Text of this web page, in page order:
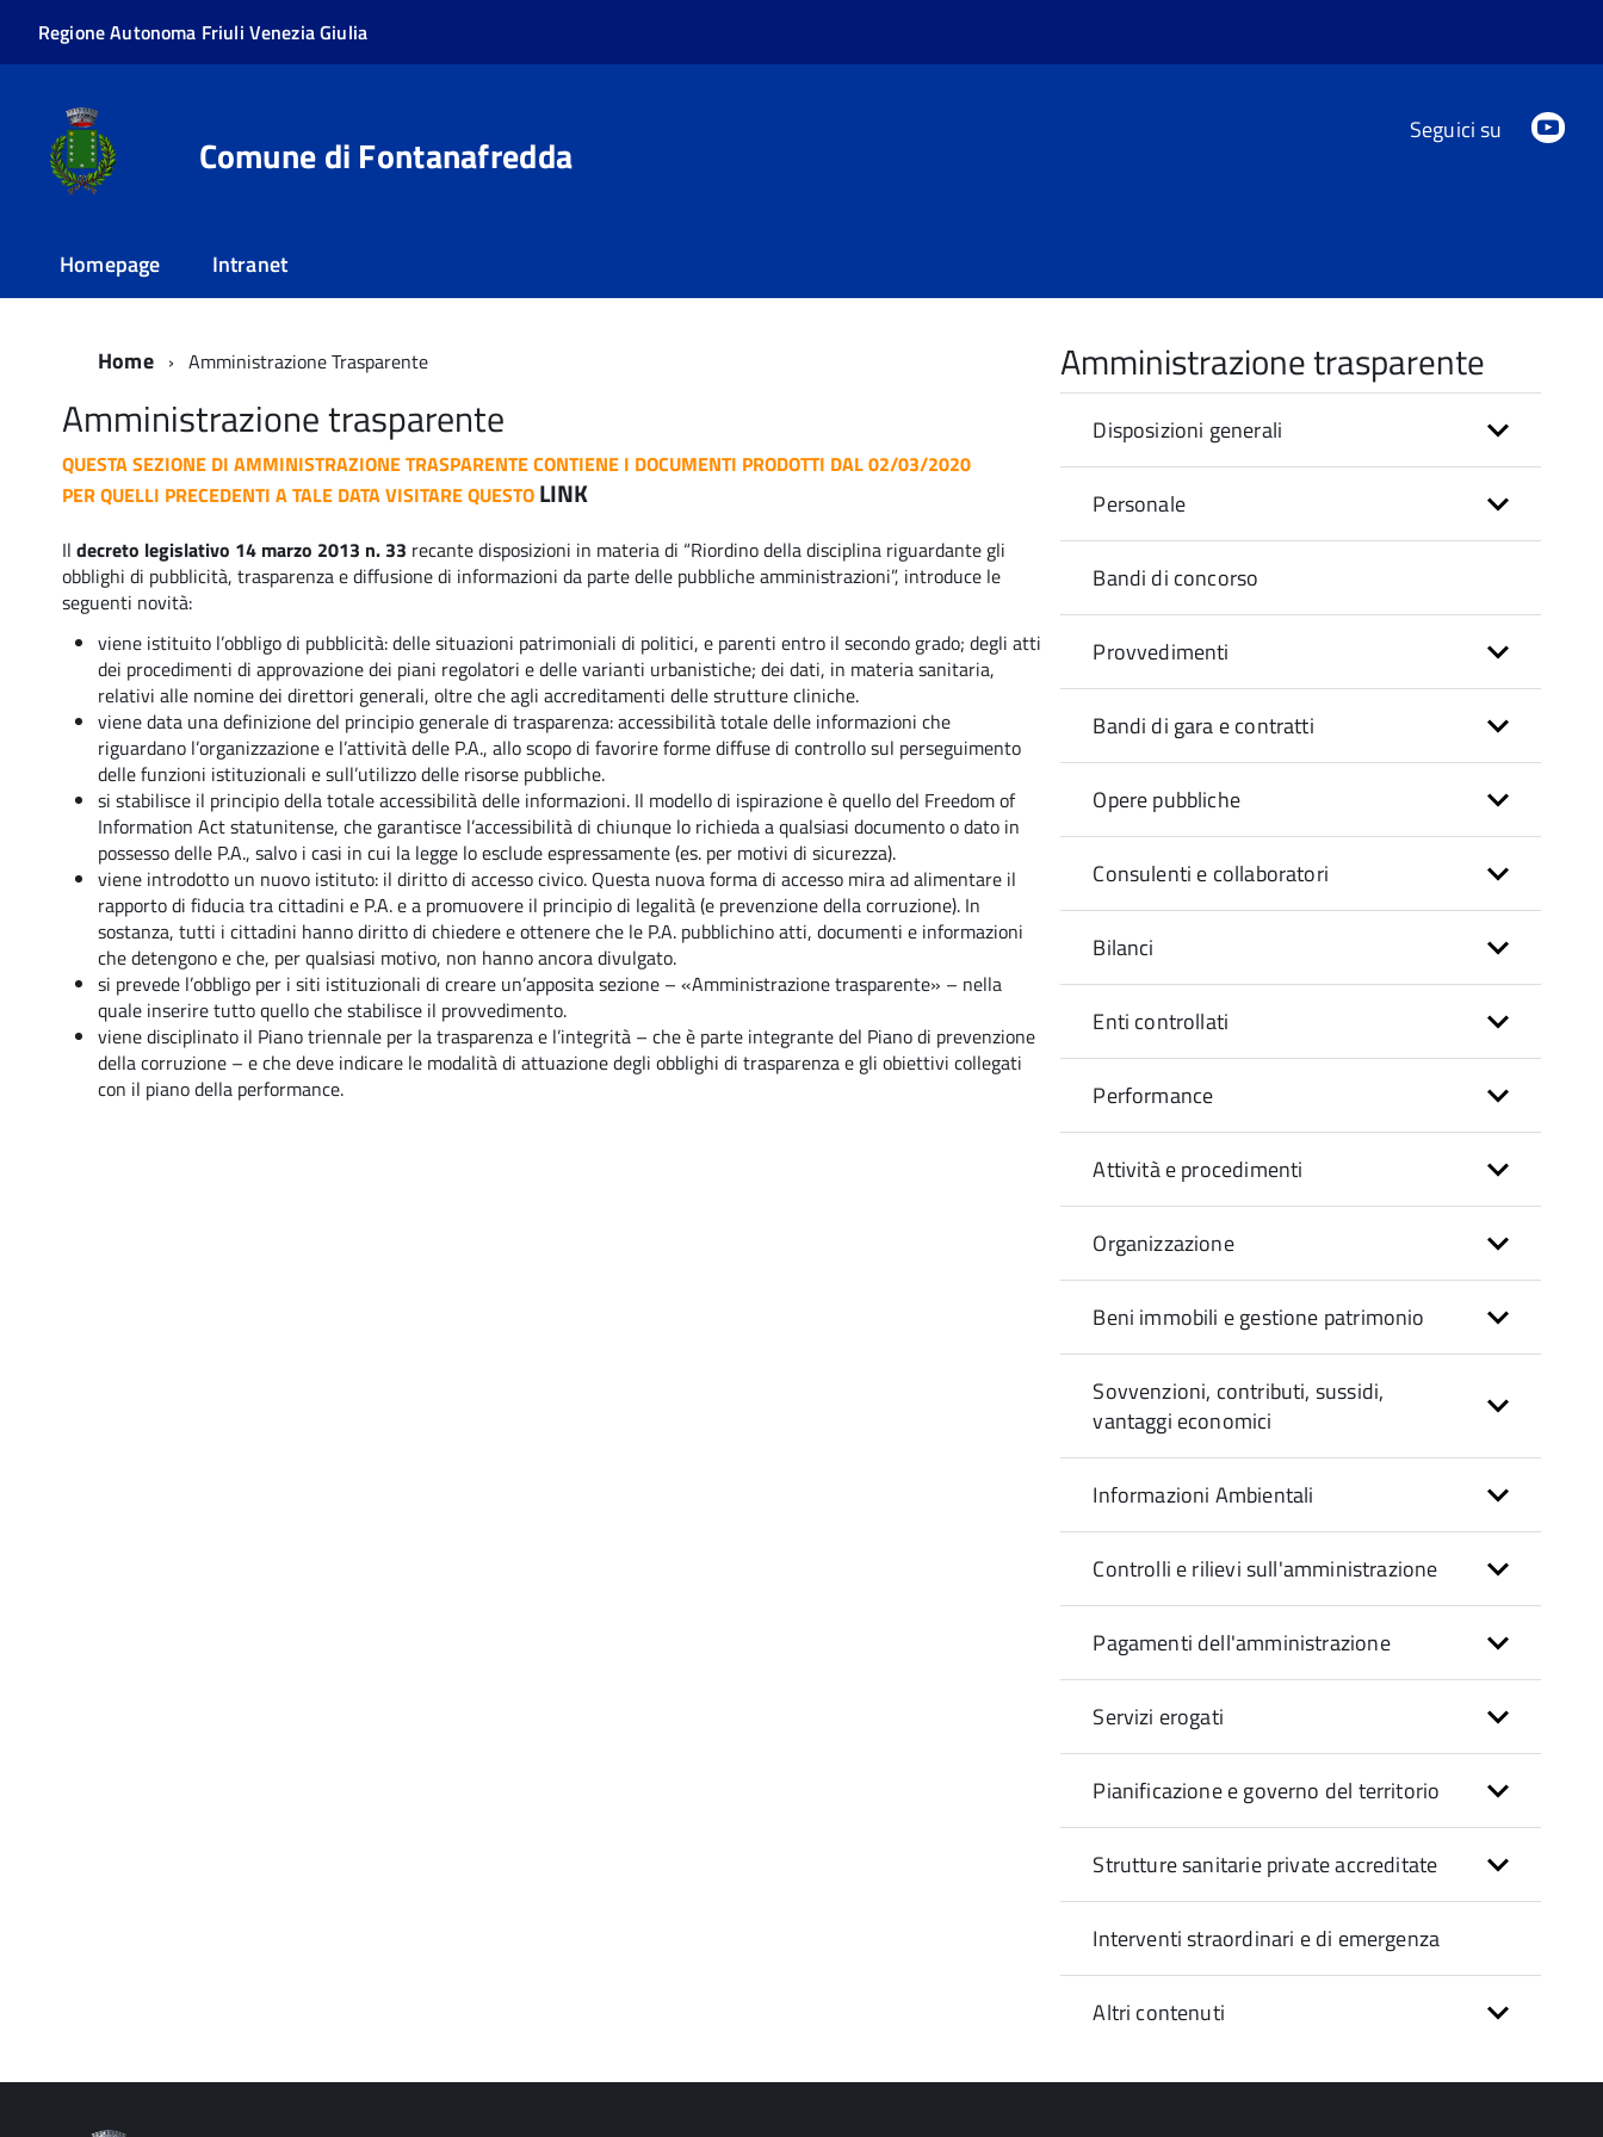
Regione Autonoma Friuli Venezia Giulia
Comune di Fontanafredda
Seguici su
Homepage Intranet
Home Amministrazione Trasparente
Amministrazione trasparente
QUESTA SEZIONE DI AMMINISTRAZIONE TRASPARENTE CONTIENE I DOCUMENTI PRODOTTI DAL 02/03/2020
PER QUELLI PRECEDENTI A TALE DATA VISITARE QUESTO LINK
Il decreto legislativo 14 marzo 2013 n. 33 recante disposizioni in materia di “Riordino della disciplina riguardante gli
obblighi di pubblicità, trasparenza e diffusione di informazioni da parte delle pubbliche amministrazioni”, introduce le
seguenti novità:
viene istituito l’obbligo di pubblicità: delle situazioni patrimoniali di politici, e parenti entro il secondo grado; degli atti
dei procedimenti di approvazione dei piani regolatori e delle varianti urbanistiche; dei dati, in materia sanitaria,
relativi alle nomine dei direttori generali, oltre che agli accreditamenti delle strutture cliniche.
viene data una definizione del principio generale di trasparenza: accessibilità totale delle informazioni che
riguardano l’organizzazione e l’attività delle P.A., allo scopo di favorire forme diffuse di controllo sul perseguimento
delle funzioni istituzionali e sull’utilizzo delle risorse pubbliche.
si stabilisce il principio della totale accessibilità delle informazioni. Il modello di ispirazione è quello del Freedom of
Information Act statunitense, che garantisce l’accessibilità di chiunque lo richieda a qualsiasi documento o dato in
possesso delle P.A., salvo i casi in cui la legge lo esclude espressamente (es. per motivi di sicurezza).
viene introdotto un nuovo istituto: il diritto di accesso civico. Questa nuova forma di accesso mira ad alimentare il
rapporto di fiducia tra cittadini e P.A. e a promuovere il principio di legalità (e prevenzione della corruzione). In
sostanza, tutti i cittadini hanno diritto di chiedere e ottenere che le P.A. pubblichino atti, documenti e informazioni
che detengono e che, per qualsiasi motivo, non hanno ancora divulgato.
si prevede l’obbligo per i siti istituzionali di creare un’apposita sezione – «Amministrazione trasparente» – nella
quale inserire tutto quello che stabilisce il provvedimento.
viene disciplinato il Piano triennale per la trasparenza e l’integrità – che è parte integrante del Piano di prevenzione
della corruzione – e che deve indicare le modalità di attuazione degli obblighi di trasparenza e gli obiettivi collegati
con il piano della performance.
Amministrazione trasparente
Disposizioni generali
Personale
Bandi di concorso
Provvedimenti
Bandi di gara e contratti
Opere pubbliche
Consulenti e collaboratori
Bilanci
Enti controllati
Performance
Attività e procedimenti
Organizzazione
Beni immobili e gestione patrimonio
Sovvenzioni, contributi, sussidi,
vantaggi economici
Informazioni Ambientali
Controlli e rilievi sull'amministrazione
Pagamenti dell'amministrazione
Servizi erogati
Pianificazione e governo del territorio
Strutture sanitarie private accreditate
Interventi straordinari e di emergenza
Altri contenuti